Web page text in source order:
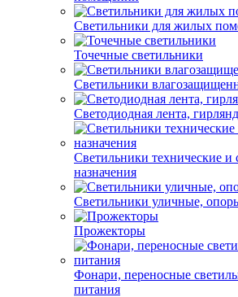
Светильники для жилых
Точечные светильники
Светильники
Светодиодная лента,
Светильники технические и
назначения
Светильники уличные,
Прожекторы
Фонари, переносные
питания